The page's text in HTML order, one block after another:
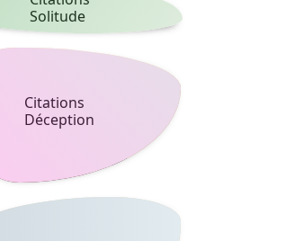
Solitude
Citations
Déception